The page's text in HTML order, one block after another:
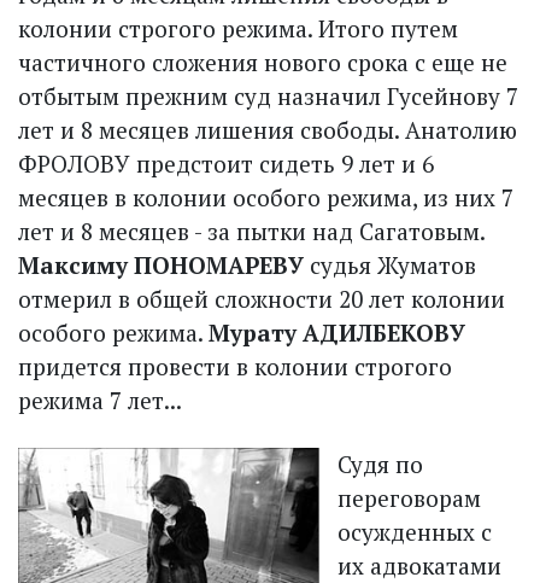
колонии строгого режима. Итого путем
частичного сложения нового срока с еще не
отбытым прежним суд назначил Гусейнову 7
лет и 8 месяцев лишения свободы. Анатолию
ФРОЛОВУ предстоит сидеть 9 лет и 6
месяцев в колонии особого режима, из них 7
лет и 8 месяцев - за пытки над Сагатовым.
Максиму ПОНОМАРЕВУ судья Жуматов
отмерил в общей сложности 20 лет колонии
особого режима. Мурату АДИЛБЕКОВУ
придется провести в колонии строгого
режима 7 лет...
Судя по
переговорам
осужденных с
их адвокатами